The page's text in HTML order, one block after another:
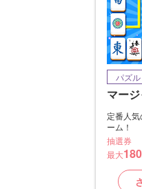
パズル
マー
定番人
ーム！
抽選券
最大180